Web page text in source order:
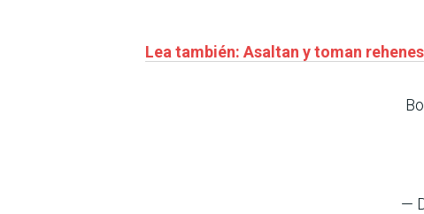
Lea también: Asaltan y toman
—